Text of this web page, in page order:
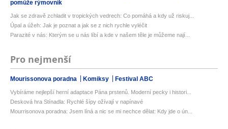
pomůže rýmovník
Jak se zdravě zchladit v tropických vedrech: Co pomáhá a kdy už riskuj...
Úpal a úžeh: Jak je poznat a jak se z nich rychle vyléčit
Parazité v nás: Kterým se u nás líbí a kde v našem těle je můžeme nají...
Pro nejmenší
Mourissonova poradna Komiksy Festival ABC
Vybíráme nejlepší herní adaptace Pána prstenů. Moderní pecky i histori...
Desková hra Stínadla: Rychlé šípy ožívají v napínavé
Mourrisonova poradna: Jsem líná a nic se mi nechce dělat: Kdy jde o ún...